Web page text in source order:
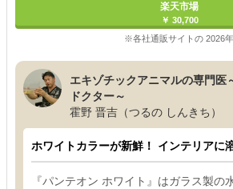
楽天市場
￥ 30,700
※各社通販サイトの 2026
エキゾチックアニマルの専門医
ドクター～
霍野 晋吉（つるの しんきち）
ホワイトカラーが新鮮！ インテリアに
『パンテオン ホワイト』はガラス製の